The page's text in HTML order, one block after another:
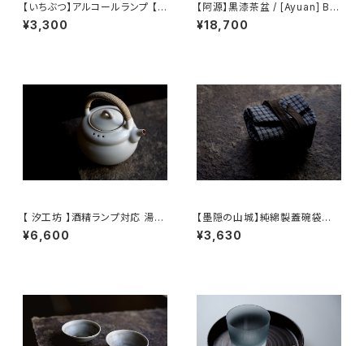
【いちぶつ】アルコールランプ 【 i
chibutu 】Alcohol Lamp
¥3,300
【阿源】黒漆茶盆 / [Ayuan] Bla
ck Lacquer Tea Tray
¥18,700
【 汐工坊 】酒精ランプ対応 湯沸
かしケトル / 【 Tidal Atelier 】
Handled teapot
¥6,600
【墨隠の山城】純綿製蓋碗袋内【
【 墨隐の山城 】香雲紗 植物染
仕覆 めカップ袋 【 Ink & Moun
¥3,630